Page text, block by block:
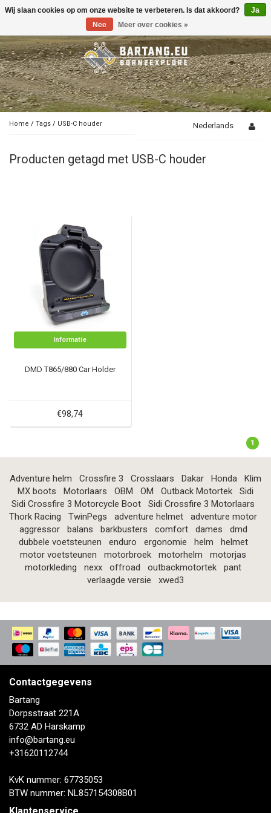
Toggle
Home / Tags / USB-C houder Nederlands
Producten getagd met USB-C houder
Informatie
DMD T865/880 Car Holder
€98,74
1
Adventure helm Crossfire 3 Crosslaars Dakar Honda
Klim
MX boots
Motorlaars OBM OM Outback Motortek
Sidi
Sidi Crossfire 3 Motorcycle Boot
Sidi Crossfire 3 Motorlaars
Thork Racing
TwinPegs adventure helmet
adventure motor
aggressor
balans barkbusters comfort dames
dmd
dubbele voetsteunen
enduro ergonomie helm
helmet
motor voetsteunen
motorbroek motorhelm
motorjas
motorkleding
nexx offroad outbackmotortek
pant
verlaagde versie
xwed3
Contactgegevens
Bartang
Dorpsstraat 221A
6732 AD Harskamp
info@bartang.eu
+31620112744
KvK nummer: 67735053
BTW nummer: NL857154308B01
Wij slaan cookies op om onze website te verbeteren. Is dat akkoord?
Ja
Nee
Meer over cookies »